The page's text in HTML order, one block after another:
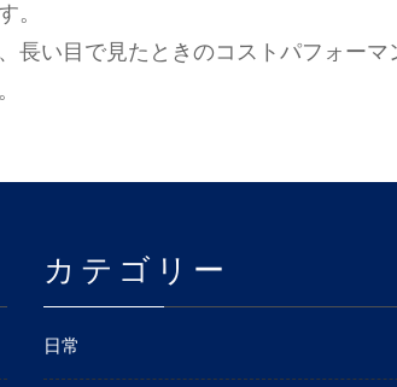
。
長い目で見たときのコストパフォー
カテゴリー
日常